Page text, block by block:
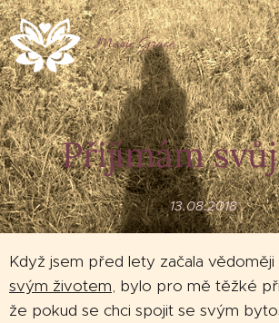
Marie Grace
Přijímám
13.08.2018
Když jsem před lety začala vědoměji
svým životem, bylo pro mě těžké
že pokud se chci spojit se svým